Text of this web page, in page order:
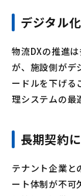
デジタル
物流DXの推進
が、施設側がデ
ードルを下げる
理システムの最
長期契約
テナント企業と
ート体制が不可